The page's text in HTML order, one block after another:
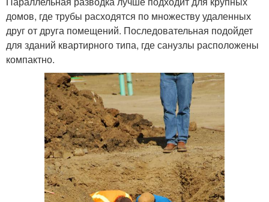
домов, где трубы расходятся по множеству удаленных
друг от друга помещений. Последовательная подойдет
для зданий квартирного типа, где санузлы расположены
компактно.